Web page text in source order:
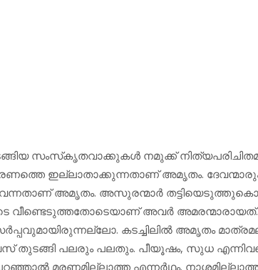
സംസ്‌കൃതവാക്കുകള്‍ നമുക്ക്
ഇല്ലാതാക്കുന്നതാണ് അമൃതം.
അമൃതം. അസുരന്മാര്‍
വീണ്ടെടുത്തതോടെയാണ് അവര്‍
കടച്ചിലില്‍ അമൃതം
തുടങ്ങി പലരും പലതും. പീയൂഷം, സുധ
മരണമില്ലാത്ത എന്നര്‍ഥം.